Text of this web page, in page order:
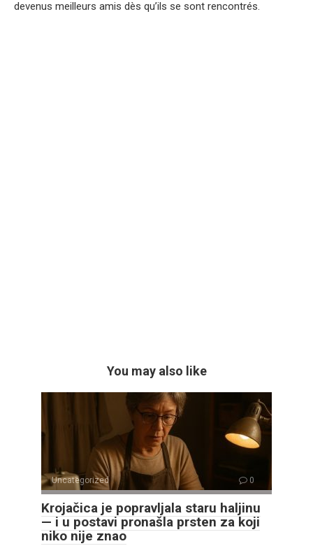
devenus meilleurs amis dès qu’ils se sont rencontrés.
You may also like
Uncategorized 0
Krojačica je popravljala staru haljinu
— i u postavi pronašla prsten za koji
niko nije znao